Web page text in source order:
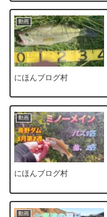
動画
にほんブログ村
動画
にほんブログ村
動画